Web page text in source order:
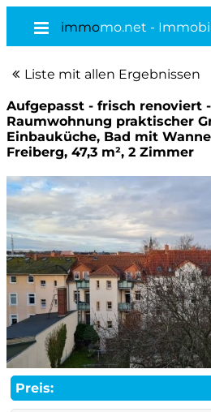
immomo.net -
Liste mit allen Ergebnissen
Aufgepasst - frisch renoviert
Raumwohnung praktischer
Einbauküche, Bad mit
Freiberg, 47,3 m², 2 Zimmer
Preis: